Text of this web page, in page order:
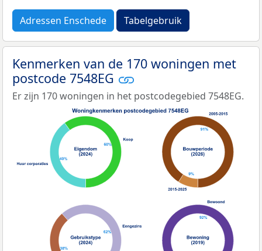
Adressen Enschede Tabelgebruik
Kenmerken van de 170 woningen met
postcode 7548EG
Er zijn 170 woningen in het postcodegebied 7548EG.